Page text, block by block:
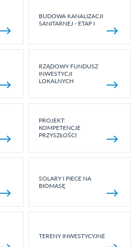
BUDOWA KANALIZACJI
SANITARNEJ - ETAP I
RZĄDOWY FUNDUSZ
INWESTYCJI
LOKALNYCH
PROJEKT:
KOMPETENCJE
PRZYSZŁOŚCI
SOLARY I PIECE NA
BIOMASĘ
TERENY INWESTYCYJNE